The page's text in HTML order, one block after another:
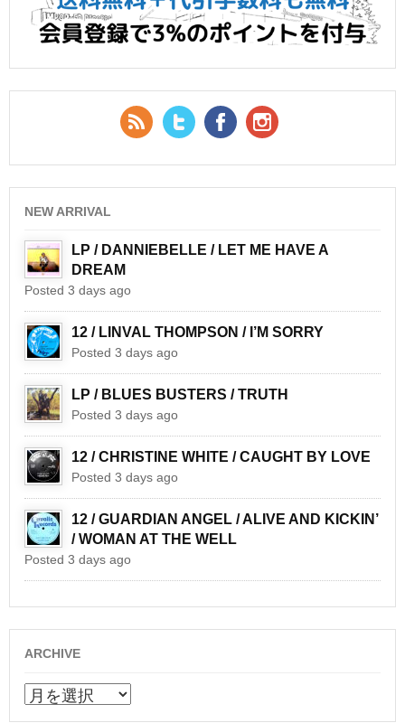
RSS Feed
Twitter Facebook
NEW ARRIVAL
LP / DANNIEBELLE / LET ME HAVE A
DREAM
Posted 3 days ago
12 / LINVAL THOMPSON / I’M SORRY
Posted 3 days ago
LP / BLUES BUSTERS / TRUTH
Posted 3 days ago
12 / CHRISTINE WHITE / CAUGHT BY LOVE
Posted 3 days ago
12 / GUARDIAN ANGEL / ALIVE AND KICKIN’
/ WOMAN AT THE WELL
Posted 3 days ago
ARCHIVE
ARCHIVE